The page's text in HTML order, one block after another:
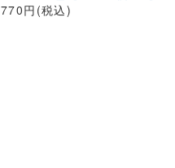
770円(税込)